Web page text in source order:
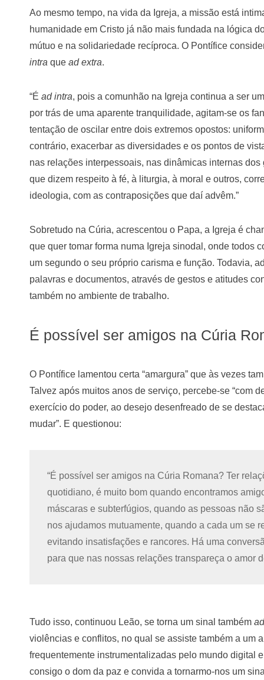
Ao mesmo tempo, na vida da Igreja, a missão está
humanidade em Cristo já não mais fundada na lógica
mútuo e na solidariedade recíproca. O Pontífice
intra que ad extra.
“É ad intra, pois a comunhão na Igreja continua a ser
por trás de uma aparente tranquilidade, agitam-se os
tentação de oscilar entre dois extremos opostos:
contrário, exacerbar as diversidades e os pontos de
nas relações interpessoais, nas dinâmicas internas
que dizem respeito à fé, à liturgia, à moral e outros,
ideologia, com as contraposições que daí advêm.”
Sobretudo na Cúria, acrescentou o Papa, a Igreja é
que quer tomar forma numa Igreja sinodal, onde todos
um segundo o seu próprio carisma e função. Todavia,
palavras e documentos, através de gestos e atitudes
também no ambiente de trabalho.
É possível ser amigos na Cúria
O Pontífice lamentou certa “amargura” que às vezes
Talvez após muitos anos de serviço, percebe-se “com
exercício do poder, ao desejo desenfreado de se
mudar”. E questionou:
“É possível ser amigos na Cúria Romana? Ter
quotidiano, é muito bom quando encontramos
máscaras e subterfúgios, quando as pessoas não
nos ajudamos mutuamente, quando a cada um se
evitando insatisfações e rancores. Há uma
para que nas nossas relações transpareça o amor
Tudo isso, continuou Leão, se torna um sinal também
violências e conflitos, no qual se assiste também a um
frequentemente instrumentalizadas pelo mundo digital
consigo o dom da paz e convida a tornarmo-nos um